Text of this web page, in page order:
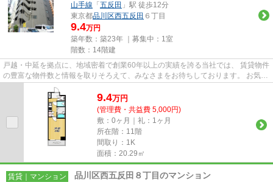
山手線 「 五反田 」駅 徒歩12分
東京都品川区西五反田 ６丁目
9.4万円
築年数：築23年 ｜募集中： 1室
階数：14階建
戸越・中延を拠点に、地域密着で創業60年以上の実績を誇る当社では、 賃貸物件
の豊富な物件数と情報を取りそろえて、みなさまをお待ちしております。 お気軽
にお問い合わせください。
9.4万円
(管理費・共益費 5,000円)
敷：0ヶ月｜礼：1ヶ月
所在階：11階
間取り：1K
面積：20.29㎡
賃貸｜マンション 品川区西五反田８丁目のマンション